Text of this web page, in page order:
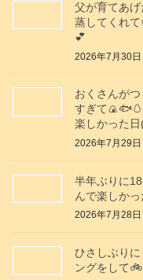
父が育てあ
蒸してくれ
💕
2026年7月30日
おくさんが
すぎて
楽しかった
2026年7月29日
半年ぶりに
んで楽しか
2026年7月28日
ひさしぶり
ングをして